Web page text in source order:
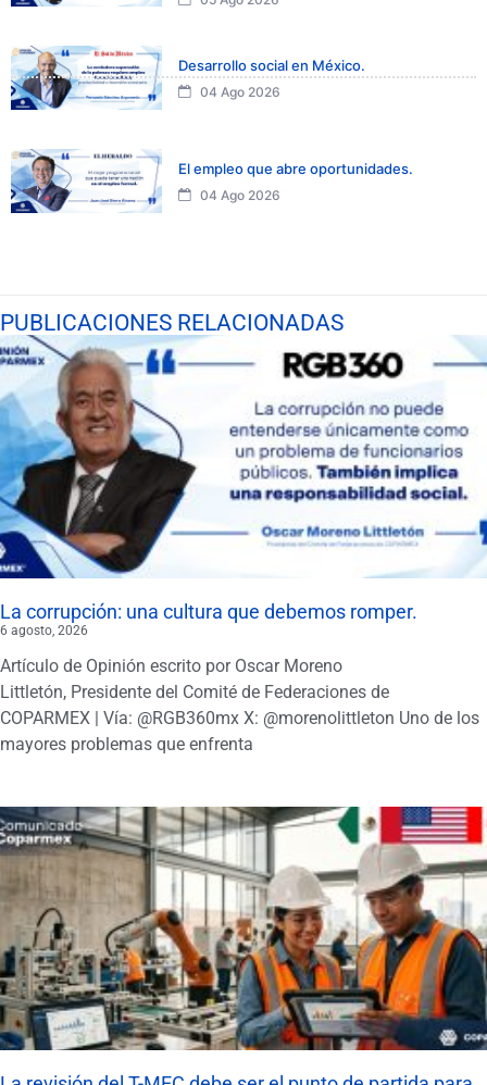
Desarrollo social en México.
04 Ago 2026
El empleo que abre oportunidades.
04 Ago 2026
PUBLICACIONES RELACIONADAS
La corrupción: una cultura que debemos romper.
6 agosto, 2026
Artículo de Opinión escrito por Oscar Moreno
Littletón, Presidente del Comité de Federaciones de
COPARMEX | Vía: @RGB360mx X: @morenolittleton Uno de los
mayores problemas que enfrenta